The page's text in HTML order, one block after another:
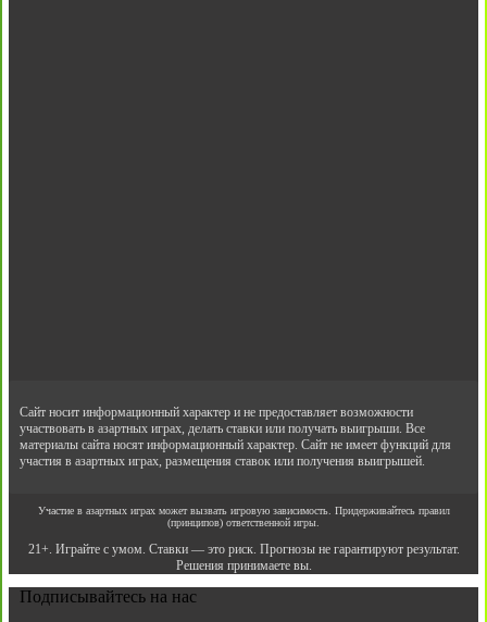
Сайт носит информационный характер и не предоставляет возможности
участвовать в азартных играх, делать ставки или получать выигрыши. Все
материалы сайта носят информационный характер. Сайт не имеет функций для
участия в азартных играх, размещения ставок или получения выигрышей.
Участие в азартных играх может вызвать игровую зависимость. Придерживайтесь правил
(принципов) ответственной игры.
21+. Играйте с умом. Ставки — это риск. Прогнозы не гарантируют результат.
Решения принимаете вы.
Подписывайтесь на нас